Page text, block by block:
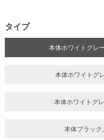
タイプ
本体ホワイトグレ
本体ホワイトグ
本体ホワイトグ
本体ブラック